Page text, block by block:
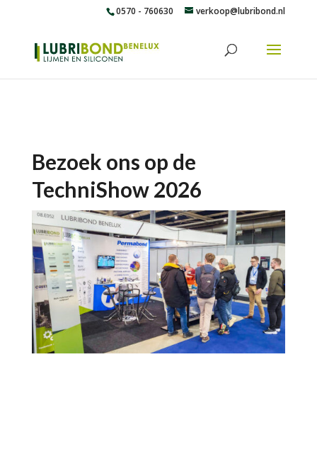
0570 - 760630 verkoop@lubribond.nl
Bezoek ons op de
TechniShow 2026